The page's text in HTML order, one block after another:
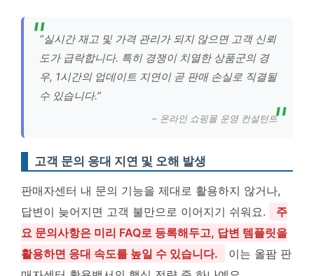
“실시간 재고 및 가격 관리가 되지 않으면 고객 신뢰
도가 급락합니다. 특히 경쟁이 치열한 상품군의 경
우, 1시간의 업데이트 지연이 곧 판매 손실로 직결될
수 있습니다.”
– 온라인 쇼핑몰 운영 컨설턴트
고객 문의 응대 지연 및 오해 발생
판매자센터 내 문의 기능을 제대로 활용하지 않거나,
답변이 늦어지면 고객 불만으로 이어지기 쉬워요.
주
요 문의사항은 미리 FAQ로 등록해두고, 답변 템플릿을
활용하면 응대 속도를 높일 수 있습니다.
이는 올팜 판